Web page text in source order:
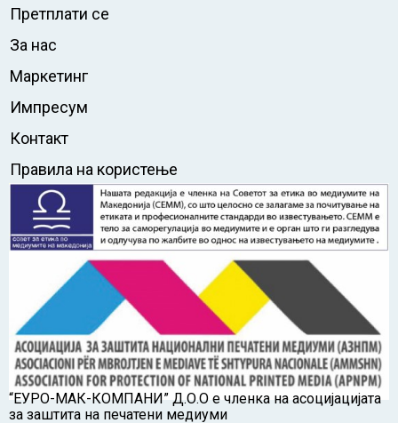
Претплати се
За нас
Маркетинг
Импресум
Контакт
Правила на користење
“ЕУРО-МАК-КОМПАНИ” Д.О.О е членка на асоцијацијата
за заштита на печатени медиуми